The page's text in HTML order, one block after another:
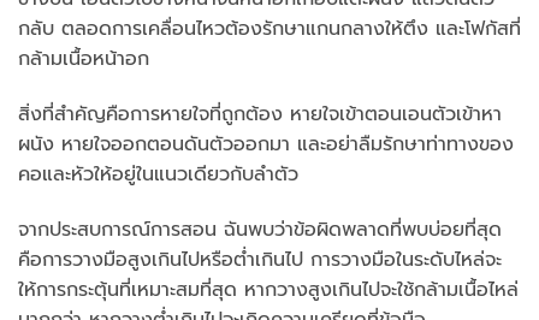
กลับ ตลอดการเคลื่อนไหวต้องรักษาแกนกลางให้ตึง และโฟกัสที่
กล้ามเนื้อหน้าอก
สิ่งที่สำคัญคือการหายใจที่ถูกต้อง หายใจเข้าตอนเอนตัวเข้าหา
ผนัง หายใจออกตอนดันตัวออกมา และอย่าลืมรักษาท่าทางของ
คอและหัวให้อยู่ในแนวเดียวกับลำตัว
จากประสบการณ์การสอน ฉันพบว่าข้อผิดพลาดที่พบบ่อยที่สุด
คือการวางมือสูงเกินไปหรือต่ำเกินไป การวางมือในระดับไหล่จะ
ให้การกระตุ้นที่เหมาะสมที่สุด หากวางสูงเกินไปจะใช้กล้ามเนื้อไหล่